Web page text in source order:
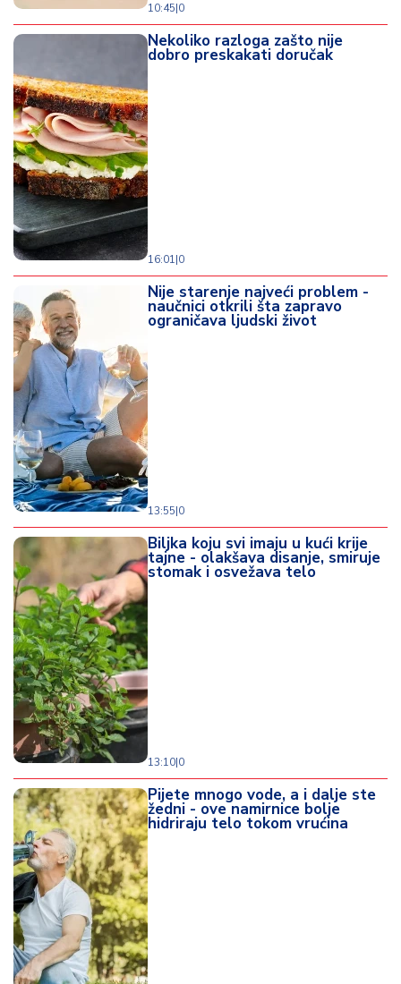
10:45|0
Nekoliko razloga zašto nije
dobro preskakati doručak
16:01|0
Nije starenje najveći problem -
naučnici otkrili šta zapravo
ograničava ljudski život
13:55|0
Biljka koju svi imaju u kući krije
tajne - olakšava disanje, smiruje
stomak i osvežava telo
13:10|0
Pijete mnogo vode, a i dalje ste
žedni - ove namirnice bolje
hidriraju telo tokom vrućina